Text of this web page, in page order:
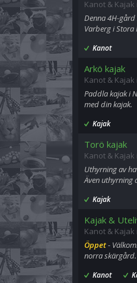
Kanot &
Denna 4H-
Varberg i Stora
Kanot
Arkö kajak
Kanot &
Paddla kajak i
med din kajak.
Kajak
Torö kajak
Kanot &
Uthyrning av
Även uthyrning
Kajak
Kajak &
Kanot & Kajak
Öppet-
norra
Kanot